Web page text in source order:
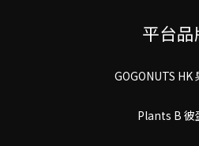
平台品
GOGONUTS HK
Plants B 彼